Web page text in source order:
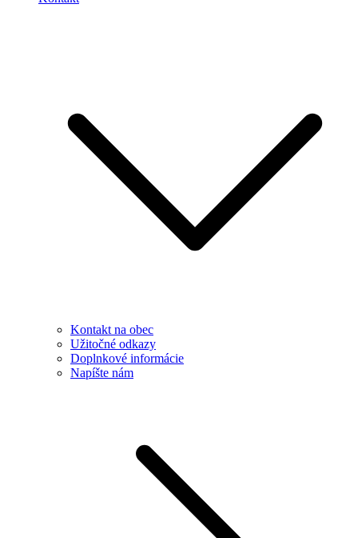
Kontakt na obec
Užitočné odkazy
Doplnkové informácie
Napíšte nám